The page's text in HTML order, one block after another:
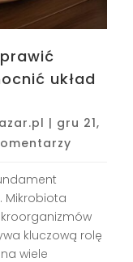
układ
| gru 21,
kluczową rolę
wiele